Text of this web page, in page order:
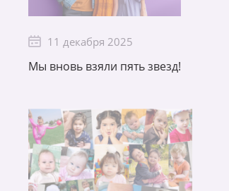
11 декабря 2025
Мы вновь взяли пять звезд!